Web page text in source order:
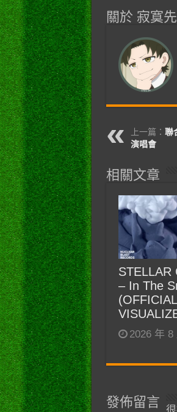
關於 寂寞
上一篇： 聯
演唱會
相關文章
STELLAR
– In The
2026 年 8
發佈留言